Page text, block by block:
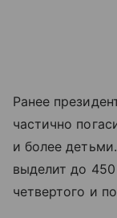
Ранее
частично
и более
выделит до
четвертого и